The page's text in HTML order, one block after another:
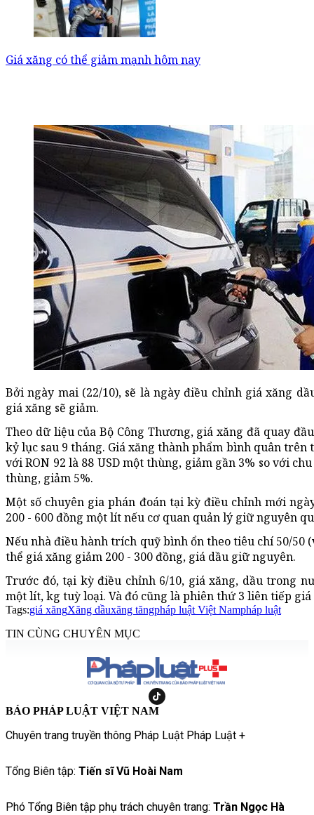
Giá xăng có thể giảm mạnh hôm nay
Bởi ngày mai (22/10), sẽ là ngày điều chỉnh giá xăng
giá xăng sẽ giảm.
Theo dữ liệu của Bộ Công Thương, giá xăng đã quay
kỷ lục sau 9 tháng. Giá xăng thành phẩm bình quân
với RON 92 là 88 USD một thùng, giảm gần 3% so với
thùng, giảm 5%.
Một số chuyên gia phán đoán tại kỳ điều chỉnh mới
200 - 600 đồng một lít nếu cơ quan quản lý giữ nguyên
Nếu nhà điều hành trích quỹ bình ổn theo tiêu chí 50/50
thể giá xăng giảm 200 - 300 đồng, giá dầu giữ nguyên.
Trước đó, tại kỳ điều chỉnh 6/10, giá xăng, dầu trong
một lít, kg tuỳ loại. Và đó cũng là phiên thứ 3 liên tiếp
Tags:giá xăngXăng dầuxăng tăngpháp luật Việt Nampháp luật
TIN CÙNG CHUYÊN MỤC
BÁO PHÁP LUẬT VIỆT NAM
Chuyên trang truyền thông Pháp Luật Pháp Luật +
Tổng Biên tập: Tiến sĩ Vũ Hoài Nam
Phó Tổng Biên tập phụ trách chuyên trang: Trần Ngọc Hà